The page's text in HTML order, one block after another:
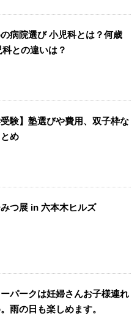
病院選び 小児科とは？何歳
との違いは？
受験】塾選びや費用、双子枠な
め
つ展 in 六本木ヒルズ
パークは妊婦さんお子様連れ
雨の日も楽しめます。